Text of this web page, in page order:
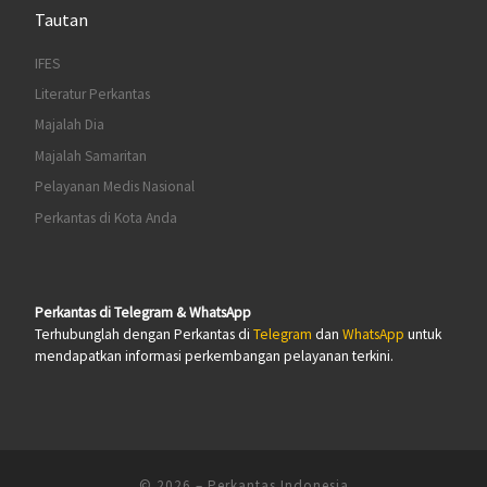
Tautan
IFES
Literatur Perkantas
Majalah Dia
Majalah Samaritan
Pelayanan Medis Nasional
Perkantas di Kota Anda
Perkantas di Telegram & WhatsApp
Terhubunglah dengan Perkantas di Telegram dan WhatsApp untuk
mendapatkan informasi perkembangan pelayanan terkini.